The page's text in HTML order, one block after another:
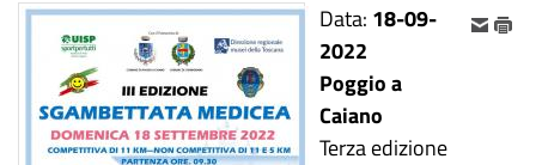
Data: 18-09-
2022
Poggio a
Caiano
Terza edizione